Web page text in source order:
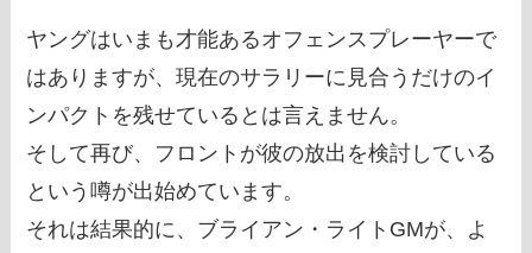
ヤングはいまも才能あるオフェンスプレーヤーで
はありますが、現在のサラリーに見合うだけのイ
ンパクトを残せているとは言えません。
そして再び、フロントが彼の放出を検討している
という噂が出始めています。
それは結果的に、ブライアン・ライトGMが、よ